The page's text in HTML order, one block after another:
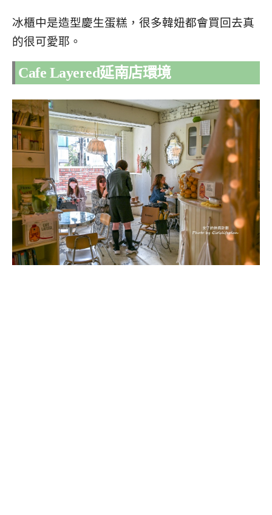
冰櫃中是造型慶生蛋糕，很多韓妞都會買回去真
的很可愛耶。
Cafe Layered延南店環境